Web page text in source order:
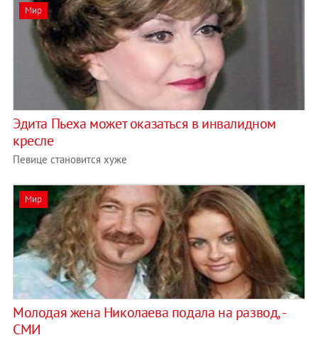
Мир
Эдита Пьеха может оказаться в инвалидном
кресле
Певице становится хуже
Мир
Молодая жена Николаева подала на развод, -
СМИ